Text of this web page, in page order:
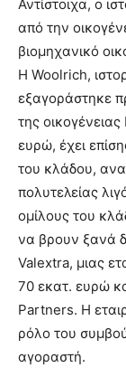
Αντίστοιχα, ο
από την
βιομηχανικό
Η Woolrich,
εξαγοράστηκε
της
ευρώ, έχει
του κλάδου,
πολυτελείας
ομίλους του
να βρουν ξανά
Valextra, μιας
70 εκατ. ευρώ
Partners. Η
ρόλο του
αγοραστή.